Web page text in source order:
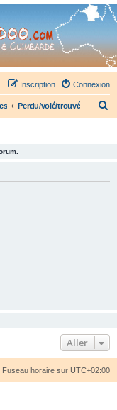
la communauté.
Connexion
Inscription
Perdu/volé/trouvé
Aller
Fuseau horaire sur UTC+02:00